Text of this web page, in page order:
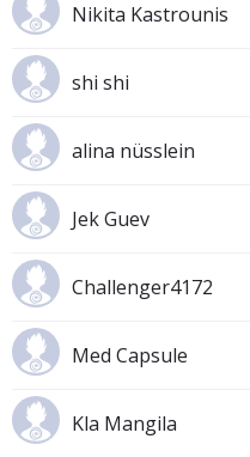
Nikita Kastrounis
shi shi
alina nüsslein
Jek Guev
Challenger4172
Med Capsule
Kla Mangila